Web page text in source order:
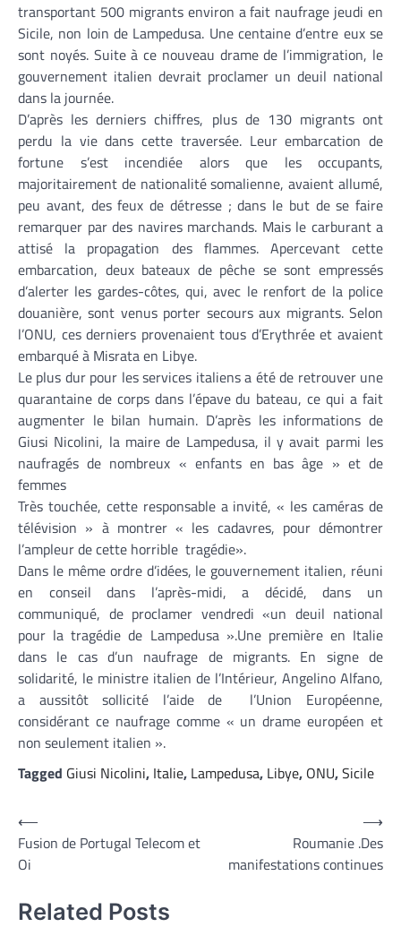
transportant 500 migrants environ a fait naufrage jeudi en
Sicile, non loin de Lampedusa. Une centaine d’entre eux se
sont noyés. Suite à ce nouveau drame de l’immigration, le
gouvernement italien devrait proclamer un deuil national
dans la journée.
D’après les derniers chiffres, plus de 130 migrants ont
perdu la vie dans cette traversée. Leur embarcation de
fortune s’est incendiée alors que les occupants,
majoritairement de nationalité somalienne, avaient allumé,
peu avant, des feux de détresse ; dans le but de se faire
remarquer par des navires marchands. Mais le carburant a
attisé la propagation des flammes. Apercevant cette
embarcation, deux bateaux de pêche se sont empressés
d’alerter les gardes-côtes, qui, avec le renfort de la police
douanière, sont venus porter secours aux migrants. Selon
l’ONU, ces derniers provenaient tous d’Erythrée et avaient
embarqué à Misrata en Libye.
Le plus dur pour les services italiens a été de retrouver une
quarantaine de corps dans l’épave du bateau, ce qui a fait
augmenter le bilan humain. D’après les informations de
Giusi Nicolini, la maire de Lampedusa, il y avait parmi les
naufragés de nombreux « enfants en bas âge » et de
femmes
Très touchée, cette responsable a invité, « les caméras de
télévision » à montrer « les cadavres, pour démontrer
l’ampleur de cette horrible tragédie».
Dans le même ordre d’idées, le gouvernement italien, réuni
en conseil dans l’après-midi, a décidé, dans un
communiqué, de proclamer vendredi «un deuil national
pour la tragédie de Lampedusa ».Une première en Italie
dans le cas d’un naufrage de migrants. En signe de
solidarité, le ministre italien de l’Intérieur, Angelino Alfano,
a aussitôt sollicité l’aide de l’Union Européenne,
considérant ce naufrage comme « un drame européen et
non seulement italien ».
Tagged Giusi Nicolini, Italie, Lampedusa, Libye, ONU,Sicile
Navigation
de
l’article
⟵
Fusion de Portugal Telecom et
Oi
Roumanie .Des
manifestations continues
⟶
Related Posts